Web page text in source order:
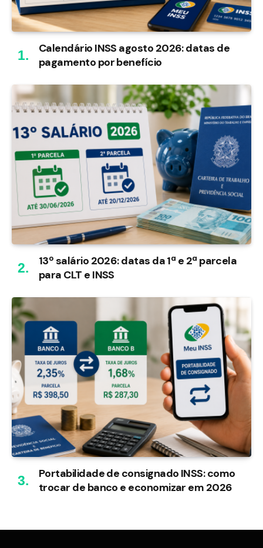
Calendário INSS agosto 2026: datas de
pagamento por benefício
13º salário 2026: datas da 1ª e 2ª parcela
para CLT e INSS
Portabilidade de consignado INSS: como
trocar de banco e economizar em 2026